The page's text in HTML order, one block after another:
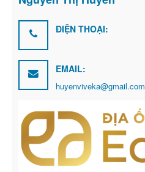
ĐIỆN THOẠI:
EMAIL:
huyenviveka@gmail.com